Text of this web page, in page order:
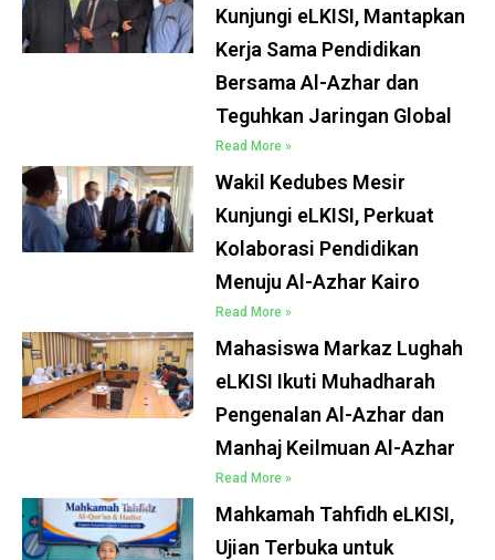
Kunjungi eLKISI, Mantapkan
Kerja Sama Pendidikan
Bersama Al-Azhar dan
Teguhkan Jaringan Global
Read More »
Wakil Kedubes Mesir
Kunjungi eLKISI, Perkuat
Kolaborasi Pendidikan
Menuju Al-Azhar Kairo
Read More »
Mahasiswa Markaz Lughah
eLKISI Ikuti Muhadharah
Pengenalan Al-Azhar dan
Manhaj Keilmuan Al-Azhar
Read More »
Mahkamah Tahfidh eLKISI,
Ujian Terbuka untuk